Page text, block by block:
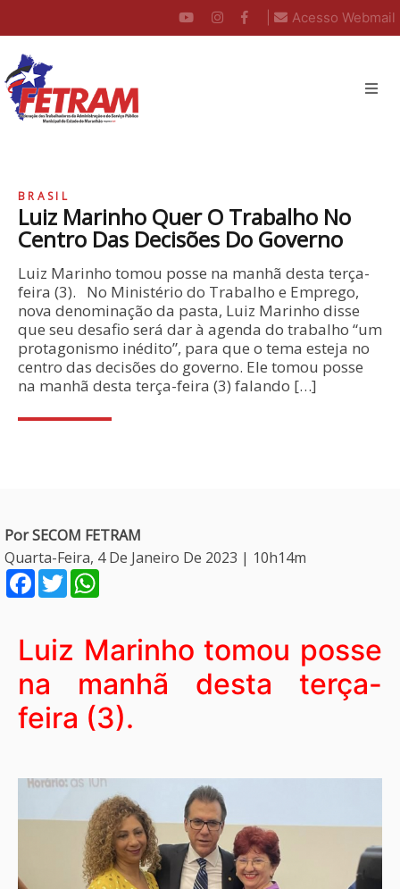
Acesso Webmail
BRASIL
Luiz Marinho Quer O Trabalho No
Centro Das Decisões Do Governo
Luiz Marinho tomou posse na manhã desta terça-
feira (3). No Ministério do Trabalho e Emprego,
nova denominação da pasta, Luiz Marinho disse
que seu desafio será dar à agenda do trabalho “um
protagonismo inédito”, para que o tema esteja no
centro das decisões do governo. Ele tomou posse
na manhã desta terça-feira (3) falando […]
Por SECOM FETRAM
Quarta-Feira, 4 De Janeiro De 2023 | 10h14m
Facebook
Twitter
Luiz Marinho tomou posse
na manhã desta terça-
feira (3).